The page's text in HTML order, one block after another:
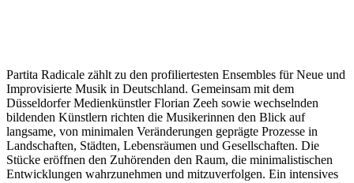
Partita Radicale zählt zu den profiliertesten Ensembles für Neue und
Improvisierte Musik in Deutschland. Gemeinsam mit dem
Düsseldorfer Medienkünstler Florian Zeeh sowie wechselnden
bildenden Künstlern richten die Musikerinnen den Blick auf
langsame, von minimalen Veränderungen geprägte Prozesse in
Landschaften, Städten, Lebensräumen und Gesellschaften. Die
Stücke eröffnen den Zuhörenden den Raum, die minimalistischen
Entwicklungen wahrzunehmen und mitzuverfolgen. Ein intensives